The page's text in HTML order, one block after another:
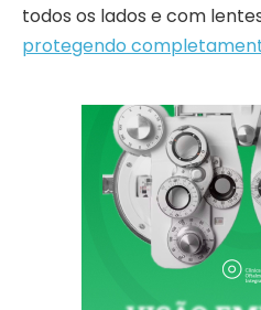
todos os lados e com
protegendo